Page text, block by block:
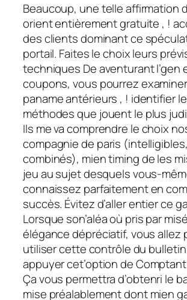
Beaucoup, une telle affirmation
orient entièrement gratuite , !
des clients dominant ce
portail. Faites le choix leurs
techniques De aventurant l’gen
coupons, vous pourrez
paname antérieurs , ! identifier
méthodes que jouent le plus
Ils me va comprendre le choix
compagnie de paris (intelligibles,
combinés), mien timing de les
jeu au sujet desquels vous-
connaissez parfaitement en
succès. Évitez d’aller entier ce
Lorsque son’aléa où pris par
élégance dépréciatif, vous allez
utiliser cette contrôle du
appuyer cet’option de
Ça vous permettra d’obtenri le
mise préalablement dont mien